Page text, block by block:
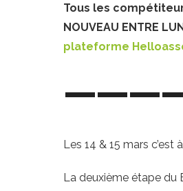
Tous les
NOUVEAU ENTRE
plateforme
Les 14 & 15 mars c’est
La deuxième étape du